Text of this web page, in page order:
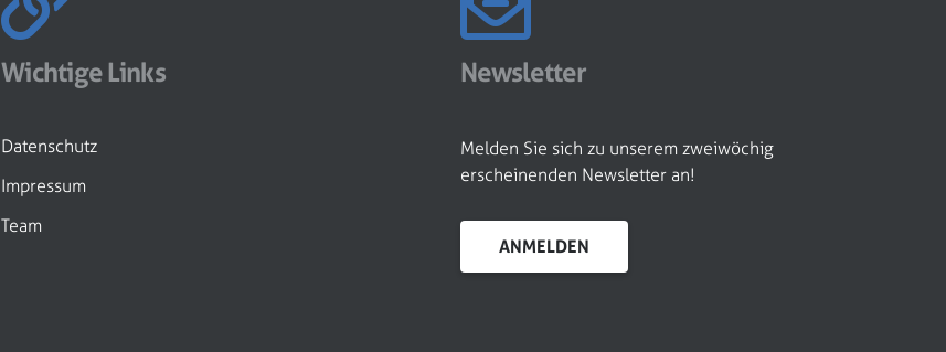
Wichtige Links
Datenschutz
Impressum
Team
Newsletter
Melden Sie sich zu unserem zweiwöchig
erscheinenden Newsletter an!
ANMELDEN